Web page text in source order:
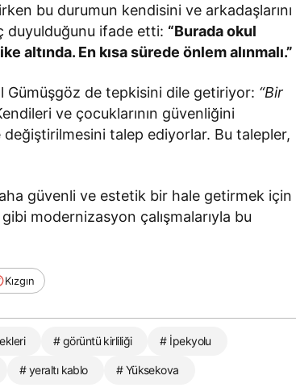
bu durumun kendisini ve arkadaşlarını
duyulduğunu ifade etti: “Burada okul
altında. En kısa sürede önlem alınmalı.”
Gümüşgöz de tepkisini dile getiriyor: “Bir
ve çocuklarının güvenliğini
talep ediyorlar. Bu talepler,
güvenli ve estetik bir hale getirmek için
gibi modernizasyon çalışmalarıyla bu
Kızgın
# görüntü kirliliği # İpekyolu
# yeraltı kablo # Yüksekova